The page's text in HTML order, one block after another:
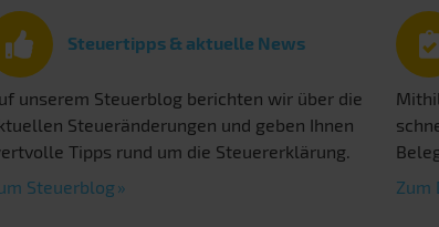
Steuertipps & aktuelle News
unserem Steuerblog berichten wir über die
Steueränderungen und geben Ihnen
Tipps rund um die Steuererklärung.
Steuerblog
Zum